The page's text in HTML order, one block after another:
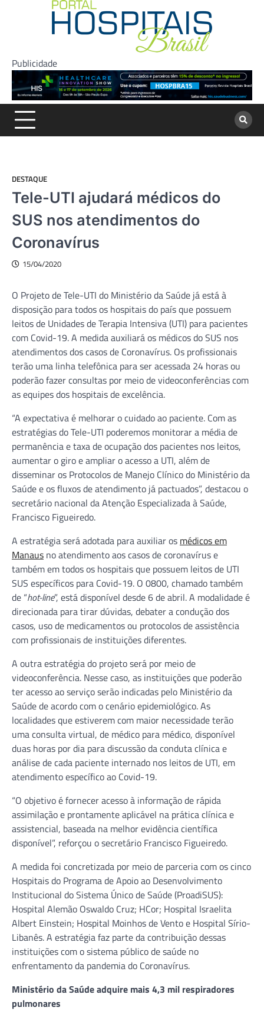
Publicidade
DESTAQUE
Tele-UTI ajudará médicos do
SUS nos atendimentos do
Coronavírus
15/04/2020
O Projeto de Tele-UTI do Ministério da Saúde já está à
disposição para todos os hospitais do país que possuem
leitos de Unidades de Terapia Intensiva (UTI) para pacientes
com Covid-19. A medida auxiliará os médicos do SUS nos
atendimentos dos casos de Coronavírus. Os profissionais
terão uma linha telefônica para ser acessada 24 horas ou
poderão fazer consultas por meio de videoconferências com
as equipes dos hospitais de excelência.
“A expectativa é melhorar o cuidado ao paciente. Com as
estratégias do Tele-UTI poderemos monitorar a média de
permanência e taxa de ocupação dos pacientes nos leitos,
aumentar o giro e ampliar o acesso a UTI, além de
disseminar os Protocolos de Manejo Clínico do Ministério da
Saúde e os fluxos de atendimento já pactuados”, destacou o
secretário nacional da Atenção Especializada à Saúde,
Francisco Figueiredo.
A estratégia será adotada para auxiliar os médicos em
Manaus no atendimento aos casos de coronavírus e
também em todos os hospitais que possuem leitos de UTI
SUS específicos para Covid-19. O 0800, chamado também
de “hot-line”, está disponível desde 6 de abril. A modalidade é
direcionada para tirar dúvidas, debater a condução dos
casos, uso de medicamentos ou protocolos de assistência
com profissionais de instituições diferentes.
A outra estratégia do projeto será por meio de
videoconferência. Nesse caso, as instituições que poderão
ter acesso ao serviço serão indicadas pelo Ministério da
Saúde de acordo com o cenário epidemiológico. As
localidades que estiverem com maior necessidade terão
uma consulta virtual, de médico para médico, disponível
duas horas por dia para discussão da conduta clínica e
análise de cada paciente internado nos leitos de UTI, em
atendimento específico ao Covid-19.
“O objetivo é fornecer acesso à informação de rápida
assimilação e prontamente aplicável na prática clínica e
assistencial, baseada na melhor evidência científica
disponível”, reforçou o secretário Francisco Figueiredo.
A medida foi concretizada por meio de parceria com os cinco
Hospitais do Programa de Apoio ao Desenvolvimento
Institucional do Sistema Único de Saúde (ProadiSUS):
Hospital Alemão Oswaldo Cruz; HCor; Hospital Israelita
Albert Einstein; Hospital Moinhos de Vento e Hospital Sírio-
Libanês. A estratégia faz parte da contribuição dessas
instituições com o sistema público de saúde no
enfrentamento da pandemia do Coronavírus.
Ministério da Saúde adquire mais 4,3 mil respiradores
pulmonares